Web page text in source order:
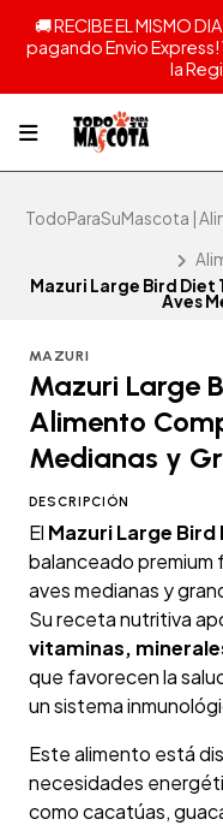
🚚 RECIBE EL MISMO
pagando Envio
la
TodoParaSuMascota |
Mazuri Large Bird
Aves
MAZURI
Mazuri Large
Alimento
Medianas y
DESCRIPCIÓN
El Mazuri Large Bird
balanceado premium
aves medianas y
Su receta nutritiva
vitaminas,
que favorecen la
un sistema
Este alimento está
necesidades
como cacatúas,